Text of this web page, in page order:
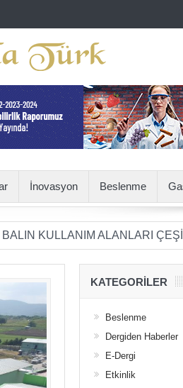
İnovasyon Beslenme
ALANLARI
KATEGORILER
Beslenme
Dergiden Haberler
E-Dergi
Etkinlik